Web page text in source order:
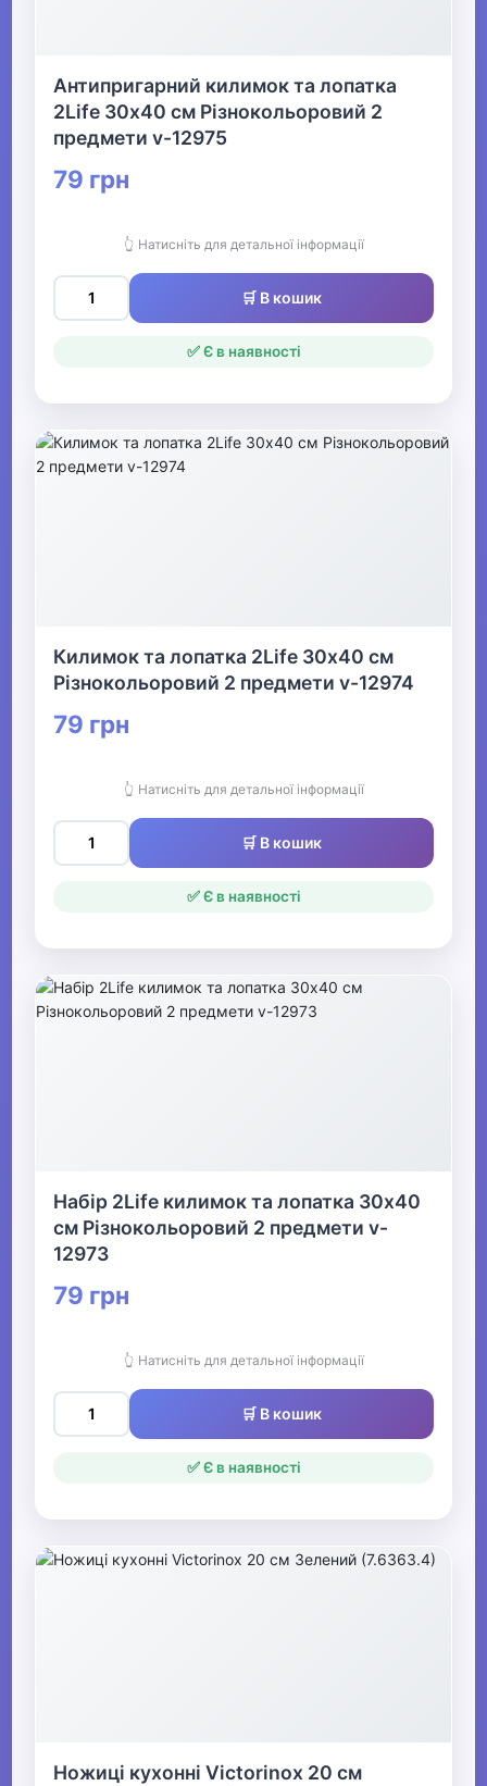
Антипригарний килимок та лопатка
2Life 30х40 см Різнокольоровий 2
предмети v-12975
79 грн
👆 Натисніть для детальної інформації
🛒 В кошик
✅ Є в наявності
Килимок та лопатка 2Life 30х40 см
Різнокольоровий 2 предмети v-12974
79 грн
👆 Натисніть для детальної інформації
🛒 В кошик
✅ Є в наявності
Набір 2Life килимок та лопатка 30х40
см Різнокольоровий 2 предмети v-
12973
79 грн
👆 Натисніть для детальної інформації
🛒 В кошик
✅ Є в наявності
Ножиці кухонні Victorinox 20 см